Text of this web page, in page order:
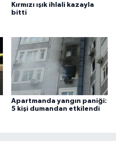
Kırmızı ışık ihlali kazayla
bitti
Apartmanda yangın paniği:
5 kişi dumandan etkilendi